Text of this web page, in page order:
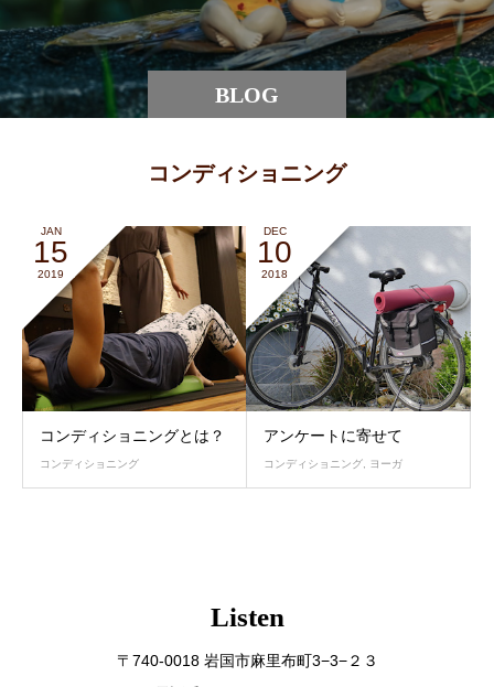
BLOG
コンディショニング
JAN
15
2019
コンディショニングとは？
コンディショニング
DEC
10
2018
アンケートに寄せて
コンディショニング ヨーガ
Listen
〒740-0018 岩国市麻里布町3−3−２３